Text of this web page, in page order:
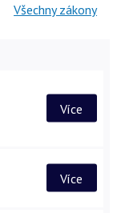
Všechny zákony
Více
Více